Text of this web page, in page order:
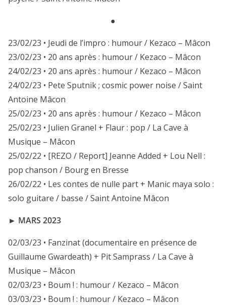
●
23/02/23 • Jeudi de l’impro : humour / Kezaco – Mâcon
23/02/23 • 20 ans après : humour / Kezaco – Mâcon
24/02/23 • 20 ans après : humour / Kezaco – Mâcon
24/02/23 • Pete Sputnik ; cosmic power noise / Saint
Antoine Mâcon
25/02/23 • 20 ans après : humour / Kezaco – Mâcon
25/02/23 • Julien Granel + Flaur : pop / La Cave à
Musique – Mâcon
25/02/22 • [REZO / Report] Jeanne Added + Lou Nell :
pop chanson / Bourg en Bresse
26/02/22 • Les contes de nulle part + Manic maya solo :
solo guitare / basse / Saint Antoine Mâcon
► MARS 2023
02/03/23 • Fanzinat (documentaire en présence de
Guillaume Gwardeath) + Pit Samprass / La Cave à
Musique – Mâcon
02/03/23 • Boum ! : humour / Kezaco – Mâcon
03/03/23 • Boum ! : humour / Kezaco – Mâcon